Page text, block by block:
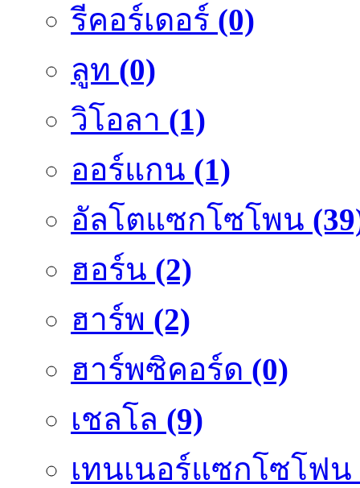
รีคอร์เดอร์ (0)
ลูท (0)
วิโอลา (1)
ออร์แกน (1)
อัลโตแซกโซโพน
ฮอร์น (2)
ฮาร์พ (2)
ฮาร์พซิคอร์ด (0)
เชลโล (9)
เทนเนอร์แซกโซโฟน